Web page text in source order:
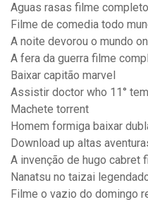
Aguas rasas filme
Filme de comedia todo
A noite devorou o mundo
A fera da guerra filme
Baixar capitão marvel
Assistir doctor who 11°
Machete torrent
Homem formiga baixar
Download up altas
A invenção de hugo cabret
Nanatsu no taizai
Filme o vazio do domingo